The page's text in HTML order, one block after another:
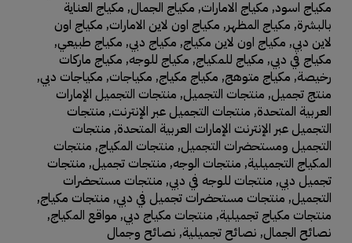
مكياج اسود, مكياج الامارات, مكياج الجمال, مكياج العناية
بالبشرة, مكياج المظهر, مكياج اون لاين الامارات, مكياج اون
لاين دبي, مكياج اون لاين مكياج, مكياج دبي, مكياج طبيعي,
مكياج في دبي, مكياج للمكياج, مكياج للوجه, مكياج ماركات
رخيصة, مكياج متوهج, مكياج مكياج, مكياجات, مكياجات دبي,
منتج تجميل, منتجات التجميل, منتجات التجميل الإمارات
العربية المتحدة, منتجات التجميل عبر الإنترنت, منتجات
التجميل عبر الإنترنت الإمارات العربية المتحدة, منتجات
التجميل ومستحضرات التجميل, منتجات المكياج, منتجات
المكياج التجميلية, منتجات الوجه, منتجات تجميل, منتجات
تجميل دبي, منتجات للوجه في دبي, منتجات مستحضرات
التجميل, منتجات مستحضرات تجميل في دبي, منتجات مكياج,
منتجات مكياج تجميلية, منتجات مكياج دبي, مواقع المكياج,
نصائح الجمال, نصائح تجميلية, نصائح وجمال